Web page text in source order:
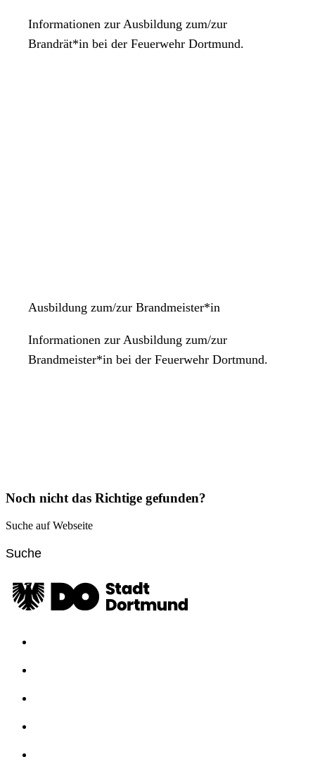
Informationen zur Ausbildung zum/zur
Brandrät*in bei der Feuerwehr Dortmund.
Ausbildung zum/zur Brandmeister*in
Informationen zur Ausbildung zum/zur
Brandmeister*in bei der Feuerwehr Dortmund.
Noch nicht das Richtige gefunden?
Suche auf Webseite